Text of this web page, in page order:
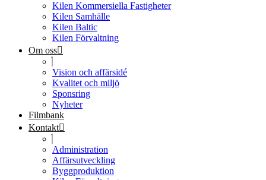
Kilen Kommersiella Fastigheter
Kilen Samhälle
Kilen Baltic
Kilen Förvaltning
Om oss
Vision och affärsidé
Kvalitet och miljö
Sponsring
Nyheter
Filmbank
Kontakt
Administration
Affärsutveckling
Byggproduktion